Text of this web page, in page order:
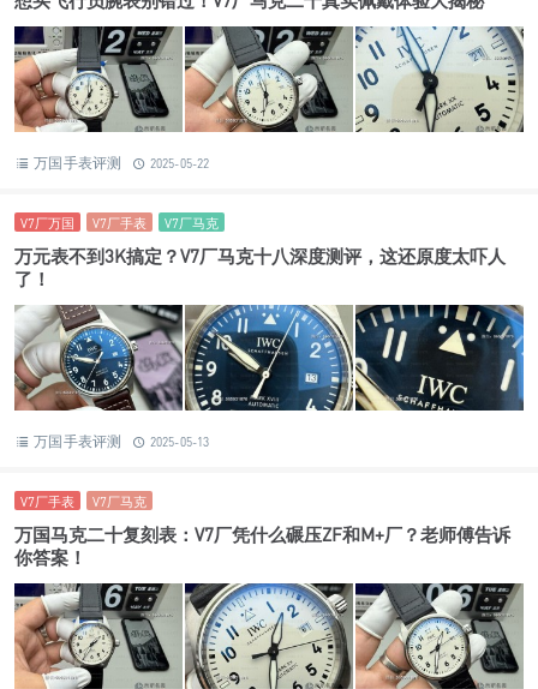
万国手表评测 2025-05-22
V7厂万国 V7厂手表 V7厂马克
万元表不到3K搞定？V7厂马克十八深度测评，这还原度太吓人
了！
万国手表评测 2025-05-13
V7厂手表 V7厂马克
万国马克二十复刻表：V7厂凭什么碾压ZF和M+厂？老师傅告诉
你答案！